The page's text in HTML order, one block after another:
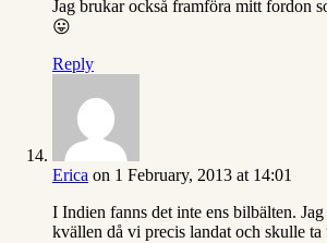
Jag brukar också framföra mitt fordon
😛
Reply
Erica on 1 February, 2013 at 14:01
I Indien fanns det inte ens bilbälten.
kvällen då vi precis landat och skulle ta